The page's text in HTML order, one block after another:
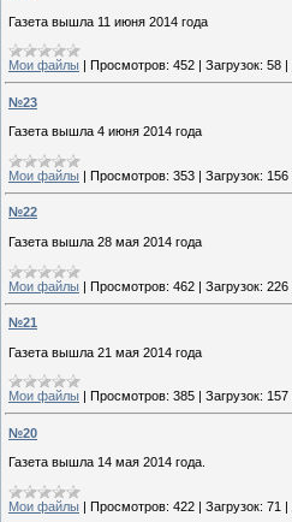
Газета вышла 11 июня 2014 года
Мои файлы Просмотров: 452 Загрузок: 58
№23
Газета вышла 4 июня 2014 года
Мои файлы | Просмотров: 353 | Загрузок: 156
№22
Газета вышла 28 мая 2014 года
Мои файлы | Просмотров: 462 | Загрузок: 226
№21
Газета вышла 21 мая 2014 года
Мои файлы Просмотров: 385 Загрузок: 157
№20
Газета вышла 14 мая 2014 года.
Мои файлы | Просмотров: 422 | Загрузок: 71 |